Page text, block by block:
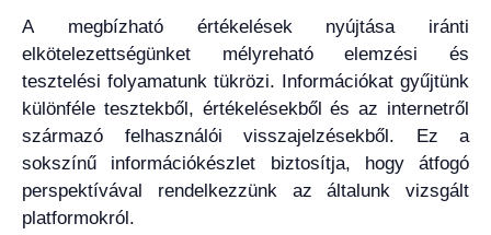
A megbízható értékelések nyújtása iránti
elkötelezettségünket mélyreható elemzési és
tesztelési folyamatunk tükrözi. Információkat gyűjtünk
különféle tesztekből, értékelésekből és az internetről
származó felhasználói visszajelzésekből. Ez a
sokszínű információkészlet biztosítja, hogy átfogó
perspektívával rendelkezzünk az általunk vizsgált
platformokról.